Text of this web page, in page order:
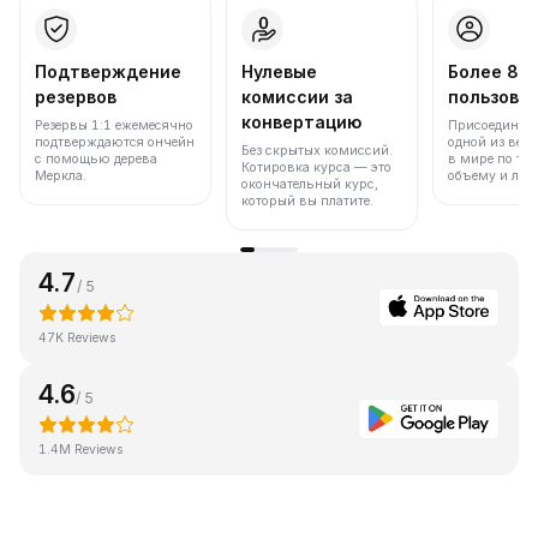
Подтверждение
резервов
Резервы 1:1 ежемесячно
подтверждаются ончейн
с помощью дерева
Меркла.
Нулевые
комиссии за
конвертацию
Без скрытых комиссий.
Котировка курса — это
окончательный курс,
который вы платите.
Более 86
одной из
в мире по
объему и
4.7 / 5
47K Reviews
4.6/ 5
1.4M Reviews